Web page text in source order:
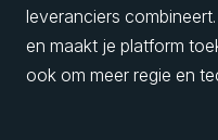
leveranciers
en maakt je platform
ook om meer regie en